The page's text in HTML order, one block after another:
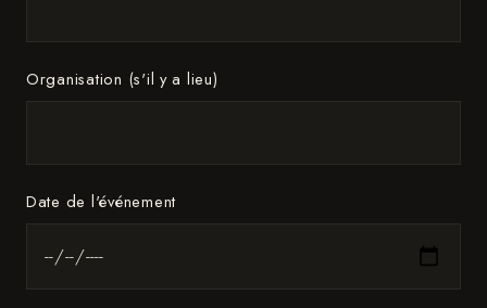
Organisation (s'il y a lieu)
Date de l'événement